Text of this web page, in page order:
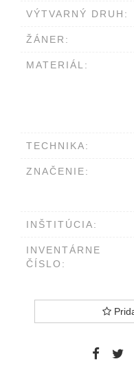
VÝTVARNÝ DRUH:
ŽÁNER:
MATERIÁL:
TECHNIKA:
ZNAČENIE:
INŠTITÚCIA:
INVENTÁRNE
ČÍSLO: